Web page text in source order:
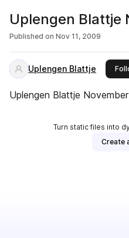
Uplengen Blattje
Published on Nov 11, 2009
Uplengen Blattje
Uplengen Blattje
Turn static files into
Create